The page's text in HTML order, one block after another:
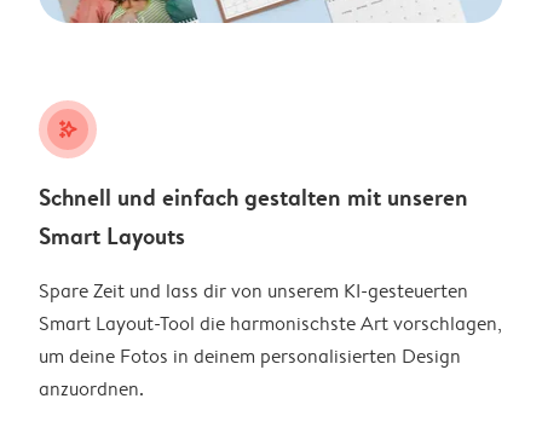
stars_plus
Schnell und einfach gestalten mit unseren
Smart Layouts
Spare Zeit und lass dir von unserem KI-gesteuerten
Smart Layout-Tool die harmonischste Art vorschlagen,
um deine Fotos in deinem personalisierten Design
anzuordnen.